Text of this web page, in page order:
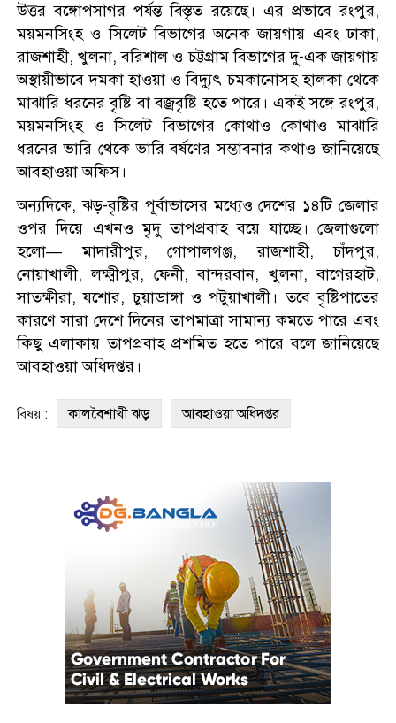
উত্তর বঙ্গোপসাগর পর্যন্ত বিস্তৃত রয়েছে। এর প্রভাবে রংপুর,
ময়মনসিংহ ও সিলেট বিভাগের অনেক জায়গায় এবং ঢাকা,
রাজশাহী, খুলনা, বরিশাল ও চট্টগ্রাম বিভাগের দু-এক জায়গায়
অস্থায়ীভাবে দমকা হাওয়া ও বিদ্যুৎ চমকানোসহ হালকা থেকে
মাঝারি ধরনের বৃষ্টি বা বজ্রবৃষ্টি হতে পারে। একই সঙ্গে রংপুর,
ময়মনসিংহ ও সিলেট বিভাগের কোথাও কোথাও মাঝারি
ধরনের ভারি থেকে ভারি বর্ষণের সম্ভাবনার কথাও জানিয়েছে
আবহাওয়া অফিস।
অন্যদিকে, ঝড়-বৃষ্টির পূর্বাভাসের মধ্যেও দেশের ১৪টি জেলার
ওপর দিয়ে এখনও মৃদু তাপপ্রবাহ বয়ে যাচ্ছে। জেলাগুলো
হলো— মাদারীপুর, গোপালগঞ্জ, রাজশাহী, চাঁদপুর,
নোয়াখালী, লক্ষ্মীপুর, ফেনী, বান্দরবান, খুলনা, বাগেরহাট,
সাতক্ষীরা, যশোর, চুয়াডাঙ্গা ও পটুয়াখালী। তবে বৃষ্টিপাতের
কারণে সারা দেশে দিনের তাপমাত্রা সামান্য কমতে পারে এবং
কিছু এলাকায় তাপপ্রবাহ প্রশমিত হতে পারে বলে জানিয়েছে
আবহাওয়া অধিদপ্তর।
বিষয় : কালবৈশাখী ঝড় আবহাওয়া অধিদপ্তর